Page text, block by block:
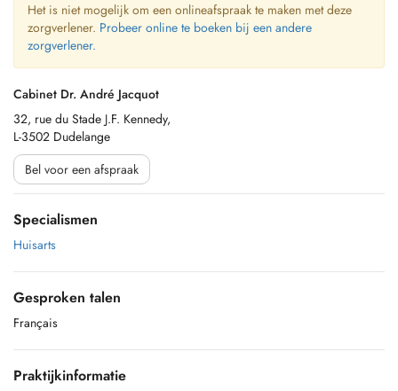
Het is niet mogelijk om een onlineafspraak te maken met deze
zorgverlener. Probeer online te boeken bij een andere
zorgverlener.
Cabinet Dr. André Jacquot
32, rue du Stade J.F. Kennedy,
L-3502 Dudelange
Bel voor een afspraak
Specialismen
Huisarts
Gesproken talen
Français
Praktijkinformatie